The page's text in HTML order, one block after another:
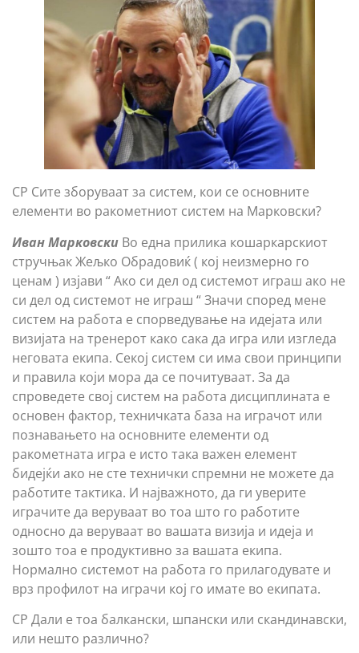
СР Сите зборуваат за систем, кои се основните
елементи во ракометниот систем на Марковски?
Иван Марковски Во една прилика кошаркарскиот
стручњак Жељко Обрадовиќ ( кој неизмерно го
ценам ) изјави “ Ако си дел од системот играш ако не
си дел од системот не играш “ Значи според мене
систем на работа е спорведување на идејата или
визијата на тренерот како сака да игра или изгледа
неговата екипа. Секој систем си има свои принципи
и правила који мора да се почитуваат. За да
спроведете свој систем на работа дисциплината е
основен фактор, техничката база на играчот или
познавањето на основните елементи од
ракометната игра е исто така важен елемент
бидејќи ако не сте технички спремни не можете да
работите тактика. И најважното, да ги уверите
играчите да веруваат во тоа што го работите
односно да веруваат во вашата визија и идеја и
зошто тоа е продуктивно за вашата екипа.
Нормално системот на работа го прилагодувате и
врз профилот на играчи кој го имате во екипата.
СР Дали е тоа балкански, шпански или скандинавски,
или нешто различно?